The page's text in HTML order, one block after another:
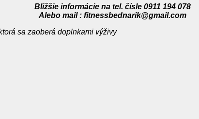
Bližšie informácie na tel. čísle 0911 194 078
Alebo mail : fitnessbednarik@gmail.com
sa zaoberá doplnkami výživy